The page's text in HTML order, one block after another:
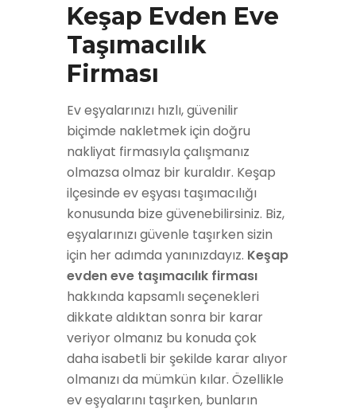
Keşap Evden Eve
Taşımacılık
Firması
Ev eşyalarınızı hızlı, güvenilir
biçimde nakletmek için doğru
nakliyat firmasıyla çalışmanız
olmazsa olmaz bir kuraldır. Keşap
ilçesinde ev eşyası taşımacılığı
konusunda bize güvenebilirsiniz. Biz,
eşyalarınızı güvenle taşırken sizin
için her adımda yanınızdayız. Keşap
evden eve taşımacılık firması
hakkında kapsamlı seçenekleri
dikkate aldıktan sonra bir karar
veriyor olmanız bu konuda çok
daha isabetli bir şekilde karar alıyor
olmanızı da mümkün kılar. Özellikle
ev eşyalarını taşırken, bunların